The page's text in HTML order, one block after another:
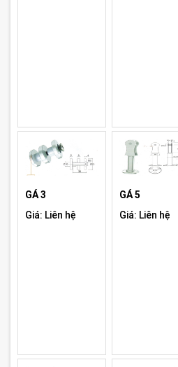
GÁ 3
Giá: Liên hệ
GÁ 5
Giá: Liên hệ